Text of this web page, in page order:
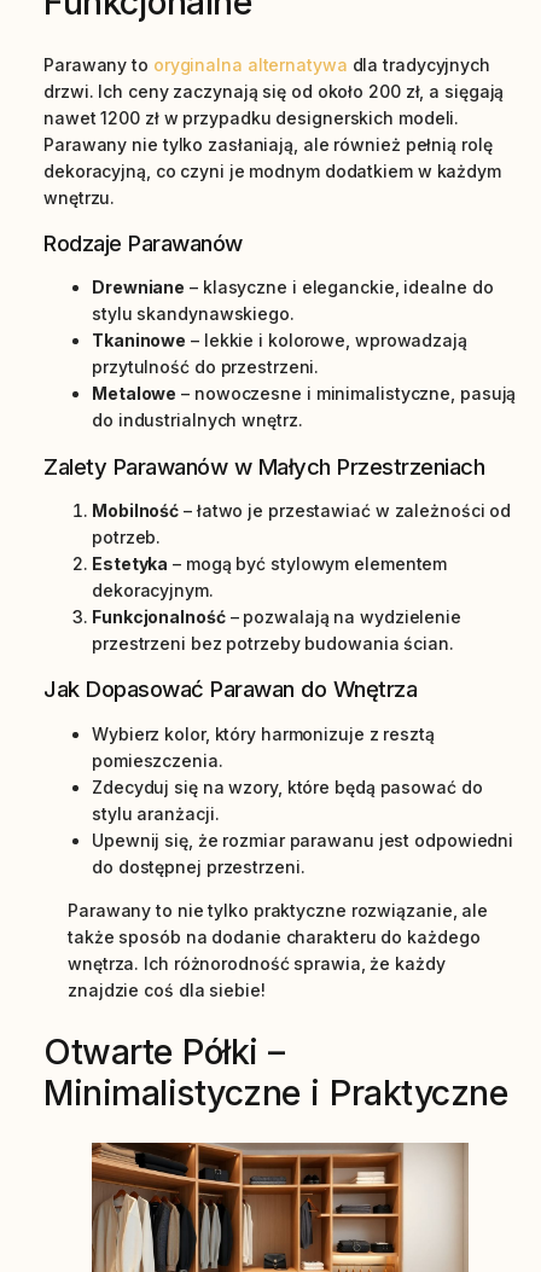
Parawany to oryginalna alternatywa dla tradycyjnych
drzwi. Ich ceny zaczynają się od około 200 zł, a sięgają
nawet 1200 zł w przypadku designerskich modeli.
Parawany nie tylko zasłaniają, ale również pełnią rolę
dekoracyjną, co czyni je modnym dodatkiem w każdym
wnętrzu.
Rodzaje Parawanów
Drewniane – klasyczne i eleganckie, idealne do
stylu skandynawskiego.
Tkaninowe – lekkie i kolorowe, wprowadzają
przytulność do przestrzeni.
Metalowe – nowoczesne i minimalistyczne, pasują
do industrialnych wnętrz.
Zalety Parawanów w Małych Przestrzeniach
Mobilność – łatwo je przestawiać w zależności od
potrzeb.
Estetyka – mogą być stylowym elementem
dekoracyjnym.
Funkcjonalność– pozwalają na wydzielenie
przestrzeni bez potrzeby budowania ścian.
Jak Dopasować Parawan do Wnętrza
Wybierz kolor, który harmonizuje z resztą
pomieszczenia.
Zdecyduj się na wzory, które będą pasować do
stylu aranżacji.
Upewnij się, że rozmiar parawanu jest odpowiedni
do dostępnej przestrzeni.
Parawany to nie tylko praktyczne rozwiązanie, ale
także sposób na dodanie charakteru do każdego
wnętrza. Ich różnorodność sprawia, że każdy
znajdzie coś dla siebie!
Otwarte Półki –
Minimalistyczne i Praktyczne